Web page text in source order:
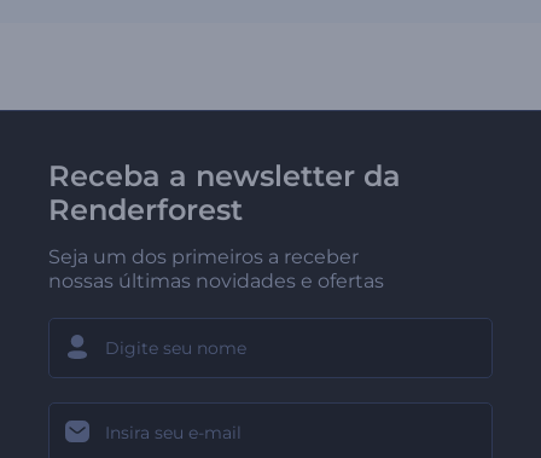
Receba a newsletter da
Renderforest
Seja um dos primeiros a receber
nossas últimas novidades e ofertas